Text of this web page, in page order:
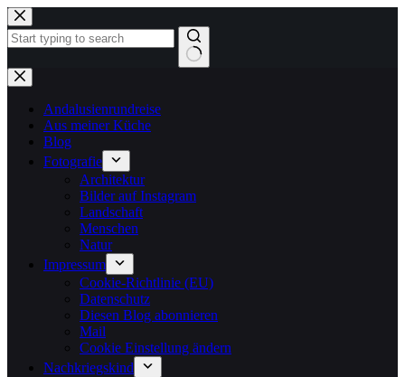
Zum
Inhalt
springen
Keine
Ergebnisse
Andalusienrundreise
Aus meiner Küche
Blog
Fotografie
Architektur
Bilder auf Instagram
Landschaft
Menschen
Natur
Impressum
Cookie-Richtlinie (EU)
Datenschutz
Diesen Blog abonnieren
Mail
Cookie Einstellung ändern
Nachkriegskind